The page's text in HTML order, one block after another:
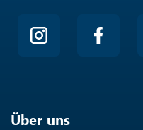
Über uns